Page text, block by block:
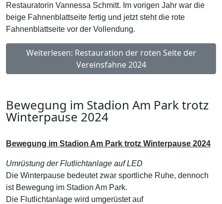
Restauratorin Vannessa Schmitt. Im vorigen Jahr war die
beige Fahnenblattseite fertig und jetzt steht die rote
Fahnenblattseite vor der Vollendung.
Weiterlesen: Restauration der roten Seite der
Vereinsfahne 2024
Bewegung im Stadion Am Park trotz
Winterpause 2024
Bewegung im Stadion Am Park trotz Winterpause 2024
Umrüstung der Flutlichtanlage auf LED
Die Winterpause bedeutet zwar sportliche Ruhe, dennoch
ist Bewegung im Stadion Am Park.
Die Flutlichtanlage wird umgerüstet auf